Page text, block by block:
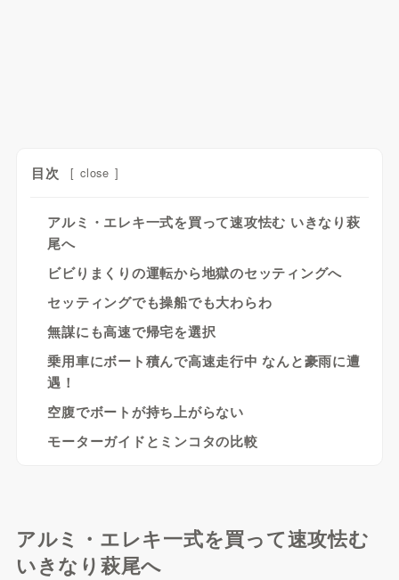
目次 [ close ]
アルミ・エレキ一式を買って速攻怯む いきなり萩
尾へ
ビビりまくりの運転から地獄のセッティングへ
セッティングでも操船でも大わらわ
無謀にも高速で帰宅を選択
乗用車にボート積んで高速走行中 なんと豪雨に遭
遇！
空腹でボートが持ち上がらない
モーターガイドとミンコタの比較
アルミ・エレキ一式を買って速攻怯む
いきなり萩尾へ